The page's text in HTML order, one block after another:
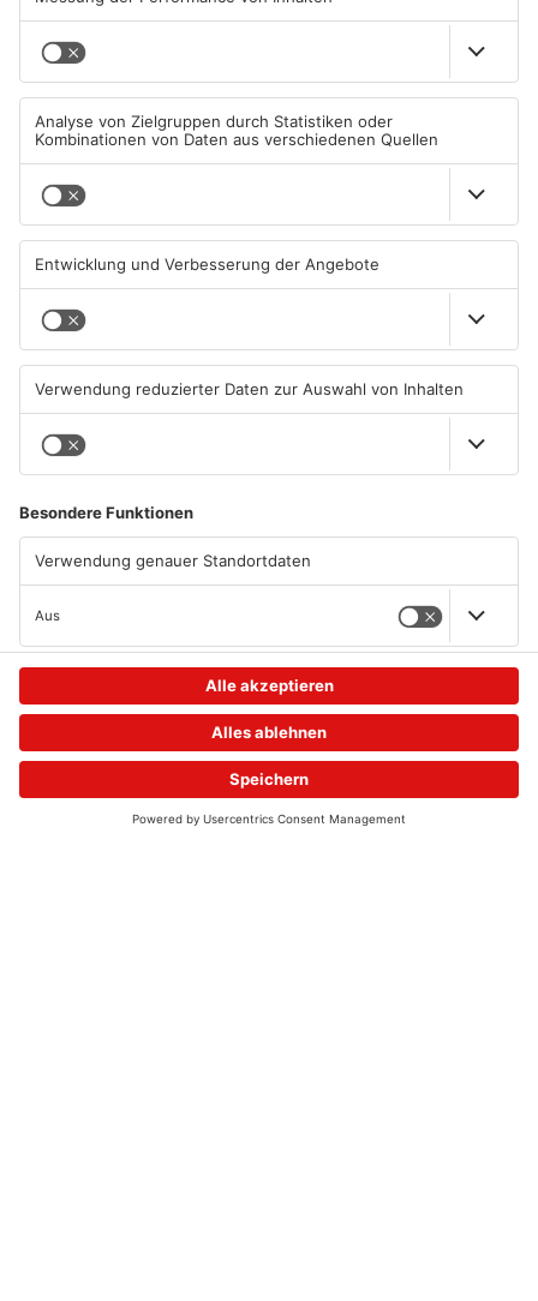
AB: Aktion "Bewegung im
Park" startet
01.08.2026, 08:28 UHR IN
ASCHAFFENBURG
31.07.2026, 19:21 UHR IN
ASCHAFFENBURG